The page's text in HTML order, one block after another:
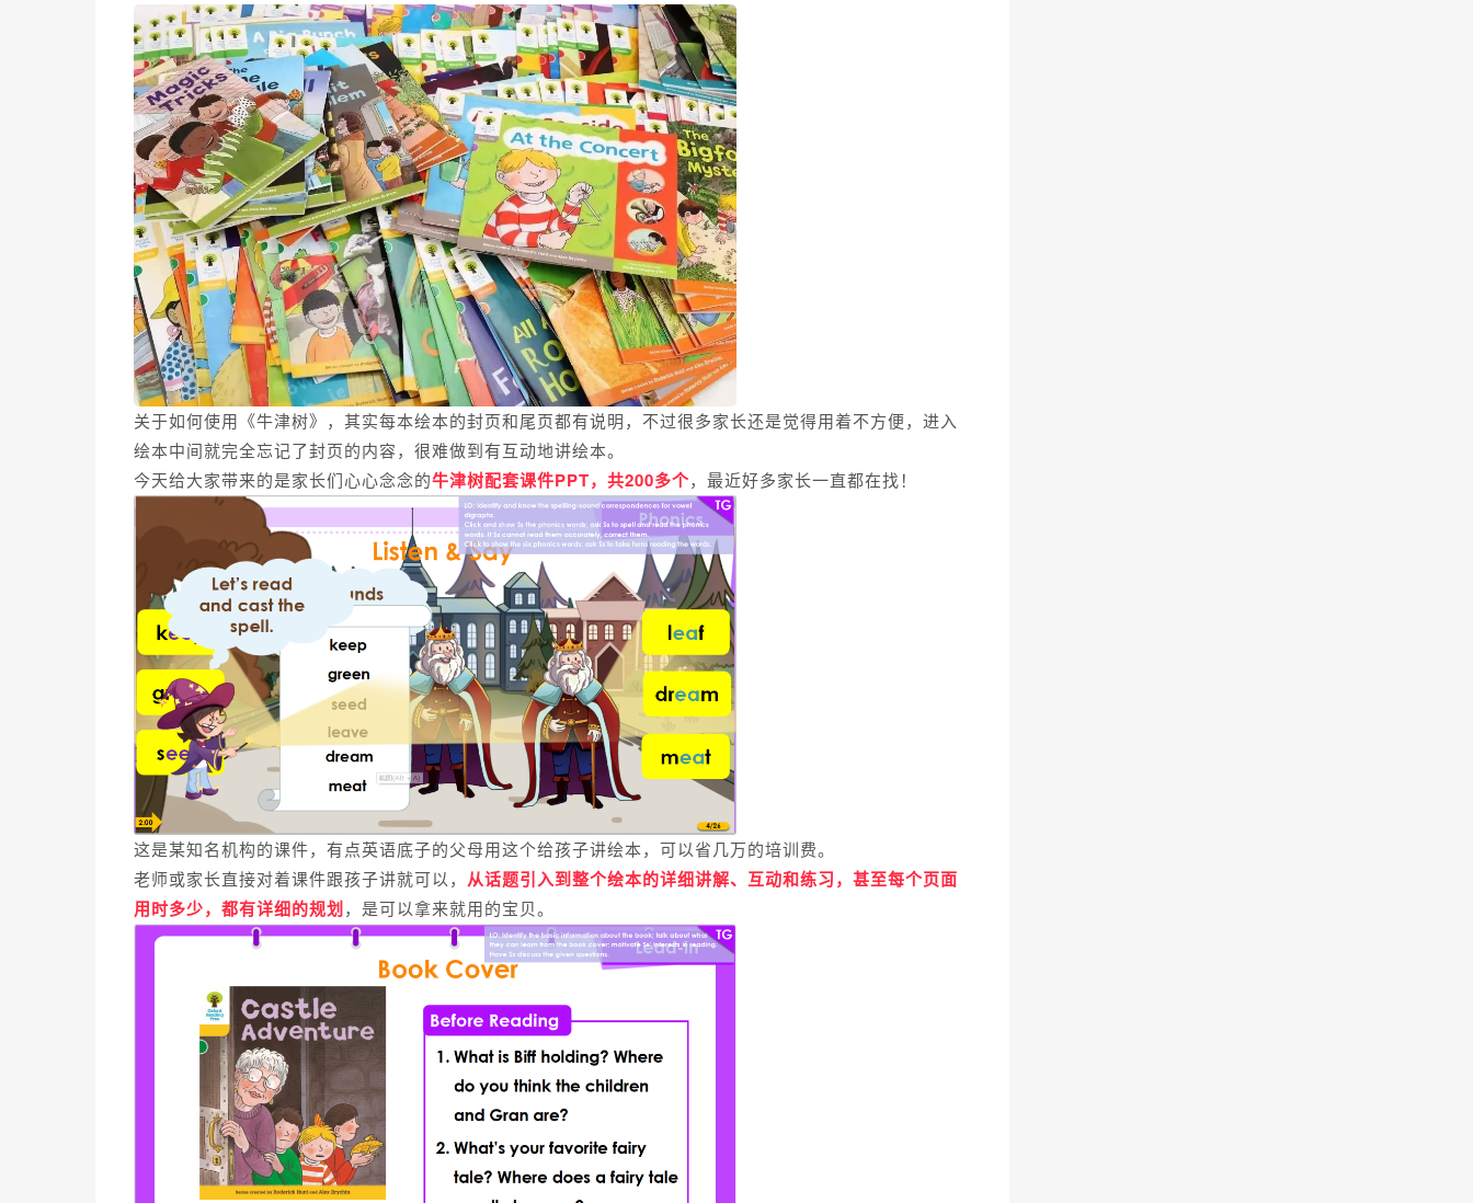
关于如何使用《牛津树》，其实每本绘本的封页和尾页都有说明，不过很多家长还是觉得用着不方便，进入
绘本中间就完全忘记了封页的内容，很难做到有互动地讲绘本。
今天给大家带来的是家长们心心念念的牛津树配套课件PPT，共200多个，最近好多家长一直都在找！
这是某知名机构的课件，有点英语底子的父母用这个给孩子讲绘本，可以省几万的培训费。
老师或家长直接对着课件跟孩子讲就可以， 从话题引入到整个绘本的详细讲解、互动和练习，甚至每个页面
用时多少，都有详细的规划，是可以拿来就用的宝贝。